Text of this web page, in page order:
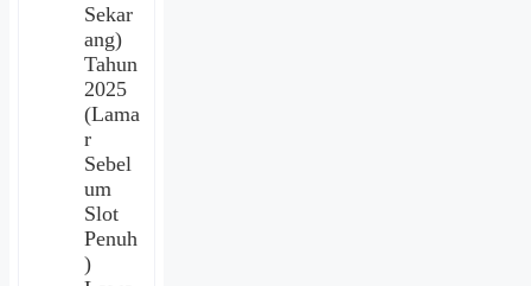
Sekar
ang)
Tahun
2025
(Lama
r
Sebel
um
Slot
Penuh
)